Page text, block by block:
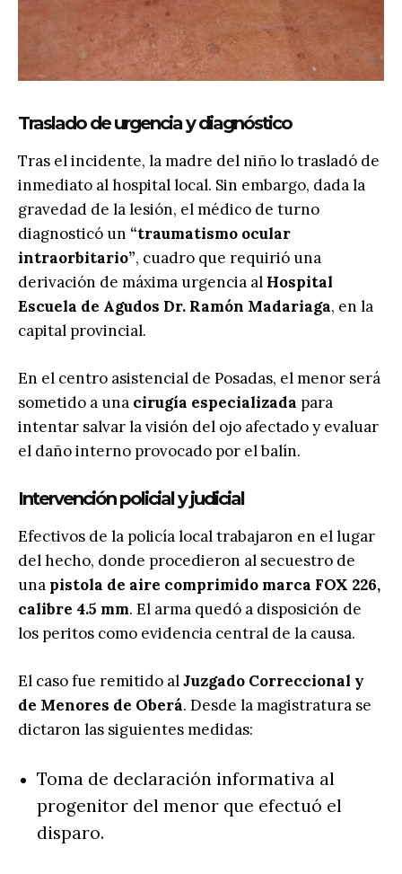
Traslado de urgencia y diagnóstico
Tras el incidente, la madre del niño lo trasladó de
inmediato al hospital local. Sin embargo, dada la
gravedad de la lesión, el médico de turno
diagnosticó un “traumatismo ocular
intraorbitario”, cuadro que requirió una
derivación de máxima urgencia al Hospital
Escuela de Agudos Dr. Ramón Madariaga, en la
capital provincial.
En el centro asistencial de Posadas, el menor será
sometido a una cirugía especializada para
intentar salvar la visión del ojo afectado y evaluar
el daño interno provocado por el balín.
Intervención policial y judicial
Efectivos de la policía local trabajaron en el lugar
del hecho, donde procedieron al secuestro de
una pistola de aire comprimido marca FOX 226,
calibre 4.5 mm. El arma quedó a disposición de
los peritos como evidencia central de la causa.
El caso fue remitido alJuzgado Correccional y
de Menores de Oberá. Desde la magistratura se
dictaron las siguientes medidas:
Toma de declaración informativa al
progenitor del menor que efectuó el
disparo.